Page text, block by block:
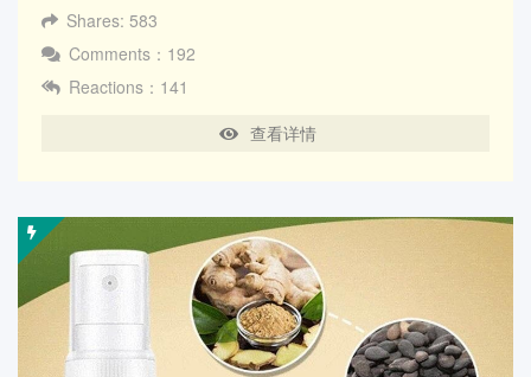
Shares: 583
Comments：192
Reactions：141
查看详情